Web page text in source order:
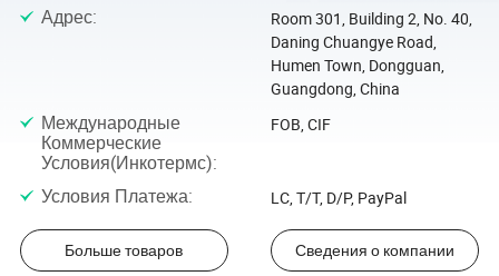
Адрес:
Room 301, Building 2, No. 40,
Daning Chuangye Road,
Humen Town, Dongguan,
Guangdong, China
Международные
Коммерческие
Условия(Инкотермс):
FOB, CIF
Условия Платежа: LC, T/T, D/P, PayPal
Больше товаров Сведения о компании